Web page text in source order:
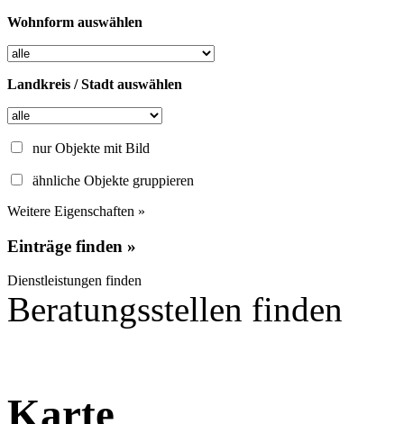
Wohnform auswählen
Landkreis / Stadt auswählen
nur Objekte mit Bild
ähnliche Objekte gruppieren
Weitere Eigenschaften »
Einträge finden »
Dienstleistungen finden
Beratungsstellen finden
Karte